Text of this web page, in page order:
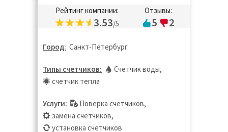
Рейтинг компании:
3.53/5
Отзывы:
5 2
Город: Санкт-Петербург
Типы счетчиков: Счетчик воды,
счетчик тепла
Услуги: Поверка счетчиков,
замена счетчиков,
установка счетчиков